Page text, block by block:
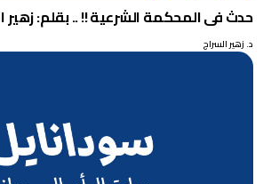
حدث فى المحكمة الشرعية !! .. بقلم: زهير
د. زهير السراج